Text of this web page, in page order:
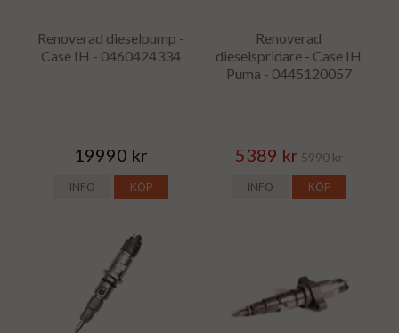
Renoverad dieselpump -
Case IH - 0460424334
19990 kr
INFO KÖP
Renoverad
dieselspridare - Case IH
Puma - 0445120057
5389 kr 5990 kr
INFO KÖP